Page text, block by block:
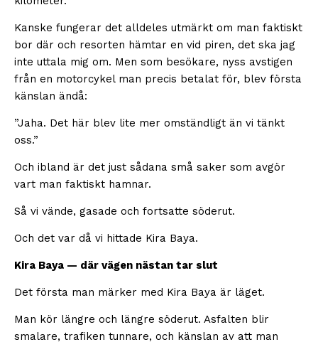
Kanske fungerar det alldeles utmärkt om man faktiskt
bor där och resorten hämtar en vid piren, det ska jag
inte uttala mig om. Men som besökare, nyss avstigen
från en motorcykel man precis betalat för, blev första
känslan ändå:
”Jaha. Det här blev lite mer omständligt än vi tänkt
oss.”
Och ibland är det just sådana små saker som avgör
vart man faktiskt hamnar.
Så vi vände, gasade och fortsatte söderut.
Och det var då vi hittade Kira Baya.
Kira Baya — där vägen nästan tar slut
Det första man märker med Kira Baya är läget.
Man kör längre och längre söderut. Asfalten blir
smalare, trafiken tunnare, och känslan av att man